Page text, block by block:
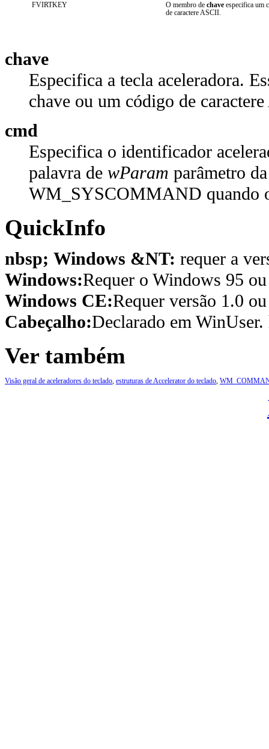
FVIRTKEY
O membro de chave especifica um
de caractere ASCII.
chave
Especifica a tecla aceleradora.
chave ou um código de
cmd
Especifica o identificador
palavra de wParam parâmetro
WM_SYSCOMMAND quando
QuickInfo
nbsp; Windows &NT: requer a
Windows:Requer o Windows 95
Windows CE:Requer versão 1.0
Cabeçalho:Declarado em WinUser.
Ver também
Visão geral de aceleradores do teclado, estruturas de Accelerator do teclado,